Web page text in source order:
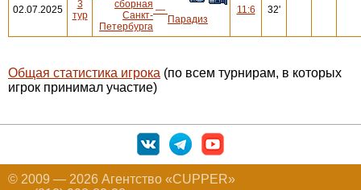
02.07.2025
3
тур
сборная
Санкт-
Петербурга
—
Парадиз
11:6 32'
Общая статистика игрока (по всем турнирам, в которых
игрок принимал участие)
© 2009 — 2026 Агентство «CUPPER»